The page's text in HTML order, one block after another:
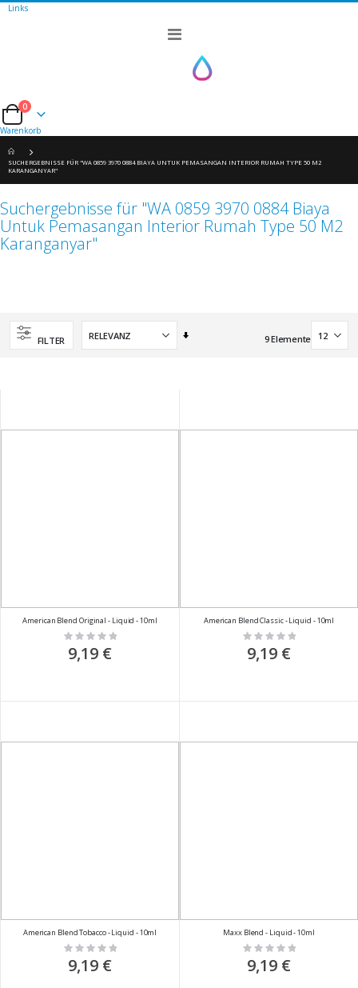
Links
Navigation
Cart
0
Warenkorb
SUCHERGEBNISSE FÜR "WA 0859 3970 0884 BIAYA UNTUK PEMASANGAN INTERIOR RUMAH TYPE 50 M2
KARANGANYAR"
Suchergebnisse für "WA 0859 3970 0884 Biaya
Untuk Pemasangan Interior Rumah Type 50 M2
Karanganyar"
FILTER
Aufsteigend
9Elemente
American Blend Original - Liquid - 10ml
Rating:
0%
9,19 €
American Blend Classic - Liquid - 10ml
Rating:
0%
9,19 €
American Blend Tobacco - Liquid - 10ml
Rating:
0%
9,19 €
Maxx Blend - Liquid - 10ml
Rating:
0%
9,19 €